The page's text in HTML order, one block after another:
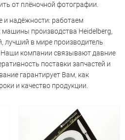
от плёночной фотографии.
и надёжности: работаем
машины производства Heidelberg,
лучший в мире производитель
компании связывают давние
поставки запчастей и
гарантирует Вам, как
и качество продукции.